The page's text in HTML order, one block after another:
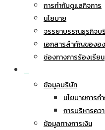
การกำกับดูแลกิจการ
นโยบาย
จรรยาบรรณธุรกิจบ
เอกสารสำคัญของอ
ช่องทางการร้องเรียน
ข้อมูลบริษัท
นโยบายการก
การบริหารคว
ข้อมูลทางการเงิน